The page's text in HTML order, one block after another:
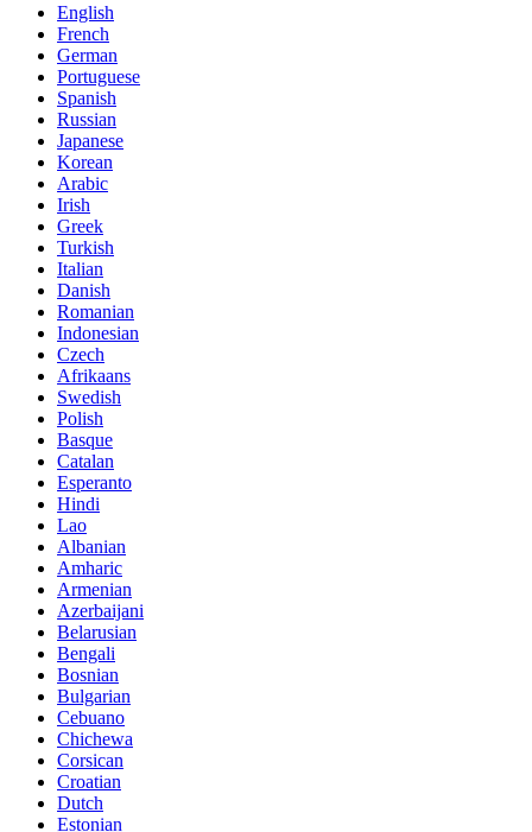
English
French
German
Portuguese
Spanish
Russian
Japanese
Korean
Arabic
Irish
Greek
Turkish
Italian
Danish
Romanian
Indonesian
Czech
Afrikaans
Swedish
Polish
Basque
Catalan
Esperanto
Hindi
Lao
Albanian
Amharic
Armenian
Azerbaijani
Belarusian
Bengali
Bosnian
Bulgarian
Cebuano
Chichewa
Corsican
Croatian
Dutch
Estonian